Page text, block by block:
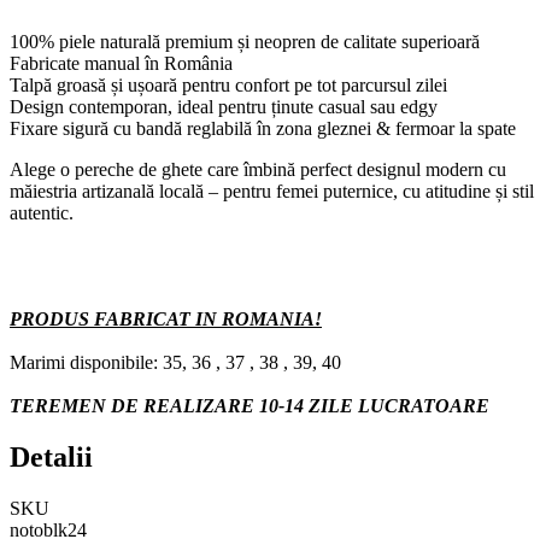
100% piele naturală premium și neopren de calitate superioară
Fabricate manual în România
Talpă groasă și ușoară pentru confort pe tot parcursul zilei
Design contemporan, ideal pentru ținute casual sau edgy
Fixare sigură cu bandă reglabilă în zona gleznei & fermoar la spate
Alege o pereche de ghete care îmbină perfect designul modern cu
măiestria artizanală locală – pentru femei puternice, cu atitudine și stil
autentic.
PRODUS FABRICAT IN ROMANIA!
Marimi disponibile: 35, 36 , 37 , 38 , 39, 40
TEREMEN DE REALIZARE 10-14 ZILE LUCRATOARE
Detalii
SKU
notoblk24